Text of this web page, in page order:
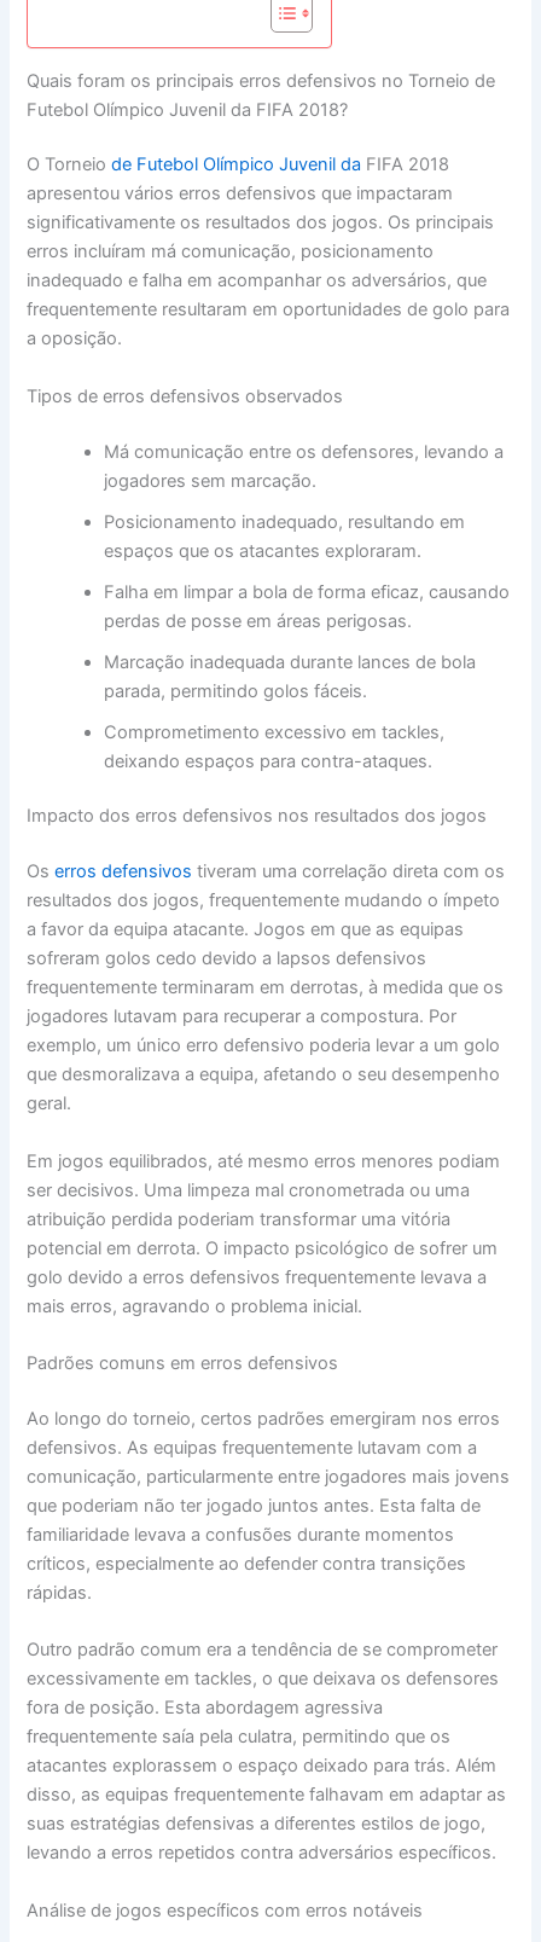
Quais foram os principais erros defensivos no Torneio de
Futebol Olímpico Juvenil da FIFA 2018?
O Torneiode Futebol Olímpico Juvenil da FIFA 2018
apresentou vários erros defensivos que impactaram
significativamente os resultados dos jogos. Os principais
erros incluíram má comunicação, posicionamento
inadequado e falha em acompanhar os adversários, que
frequentemente resultaram em oportunidades de golo para
a oposição.
Tipos de erros defensivos observados
Má comunicação entre os defensores, levando a
jogadores sem marcação.
Posicionamento inadequado, resultando em
espaços que os atacantes exploraram.
Falha em limpar a bola de forma eficaz, causando
perdas de posse em áreas perigosas.
Marcação inadequada durante lances de bola
parada, permitindo golos fáceis.
Comprometimento excessivo em tackles,
deixando espaços para contra-ataques.
Impacto dos erros defensivos nos resultados dos jogos
Oserros defensivos tiveram uma correlação direta com os
resultados dos jogos, frequentemente mudando o ímpeto
a favor da equipa atacante. Jogos em que as equipas
sofreram golos cedo devido a lapsos defensivos
frequentemente terminaram em derrotas, à medida que os
jogadores lutavam para recuperar a compostura. Por
exemplo, um único erro defensivo poderia levar a um golo
que desmoralizava a equipa, afetando o seu desempenho
geral.
Em jogos equilibrados, até mesmo erros menores podiam
ser decisivos. Uma limpeza mal cronometrada ou uma
atribuição perdida poderiam transformar uma vitória
potencial em derrota. O impacto psicológico de sofrer um
golo devido a erros defensivos frequentemente levava a
mais erros, agravando o problema inicial.
Padrões comuns em erros defensivos
Ao longo do torneio, certos padrões emergiram nos erros
defensivos. As equipas frequentemente lutavam com a
comunicação, particularmente entre jogadores mais jovens
que poderiam não ter jogado juntos antes. Esta falta de
familiaridade levava a confusões durante momentos
críticos, especialmente ao defender contra transições
rápidas.
Outro padrão comum era a tendência de se comprometer
excessivamente em tackles, o que deixava os defensores
fora de posição. Esta abordagem agressiva
frequentemente saía pela culatra, permitindo que os
atacantes explorassem o espaço deixado para trás. Além
disso, as equipas frequentemente falhavam em adaptar as
suas estratégias defensivas a diferentes estilos de jogo,
levando a erros repetidos contra adversários específicos.
Análise de jogos específicos com erros notáveis